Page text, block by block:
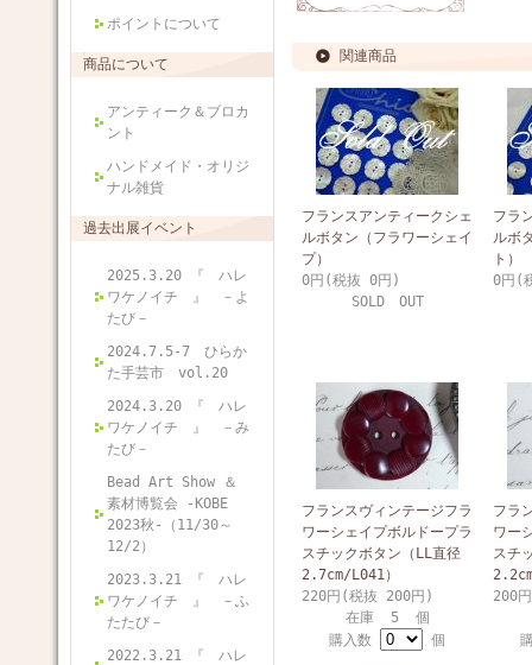
ポイントについて
商品について
アンティーク＆ブロカ
ント
ハンドメイド・オリジ
ナル雑貨
過去出展イベント
2025.3.20 『 ハレ
ワケノイチ 』 －よ
たび－
2024.7.5-7 ひらか
た手芸市 vol.20
2024.3.20 『 ハレ
ワケノイチ 』 －み
たび－
Bead Art Show ＆
素材博覧会 -KOBE
2023秋-（11/30～
12/2）
2023.3.21 『 ハレ
ワケノイチ 』 －ふ
たたび－
2022.3.21 『 ハレ
関連商品
フランスアンティークシェ
ルボタン（フラワーシェイ
プ）
0円(税抜 0円)
SOLD OUT
フラ
ルボ
ト）
0円(
フランスヴィンテージフラ
ワーシェイプボルドープラ
スチックボタン（LL直径
2.7cm/L041）
220円(税抜 200円)
在庫 5 個
購入数
個
フラ
ワー
スチ
200